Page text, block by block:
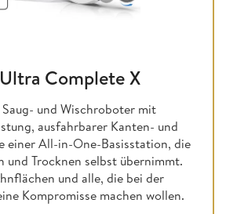
Complete X
und Wischroboter mit
ausfahrbarer Kanten- und
einer All-in-One-Basisstation, die
und Trocknen selbst übernimmt.
und alle, die bei der
Kompromisse machen wollen.